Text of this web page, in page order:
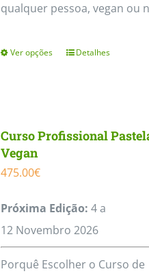
qualquer pessoa, vegan ou
Ver opções
This
variants.
may
be
Detalhes
Curso Profissional
Vegan
475.00€
Próxima Edição: 4 a
12 Novembro 2026
Porquê Escolher o Curso de